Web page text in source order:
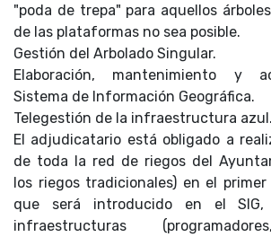
"poda de trepa" para aquellos
de las plataformas no sea posible.
Gestión del Arbolado Singular.
Elaboración, mantenimiento y
Sistema de Información Geográfica.
Telegestión de la infraestructura azul.
El adjudicatario está obligado a
de toda la red de riegos del
los riegos tradicionales) en el
que será introducido en el
infraestructuras